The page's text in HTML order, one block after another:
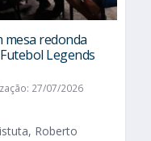
redonda
Legends
27/07/2026
Roberto